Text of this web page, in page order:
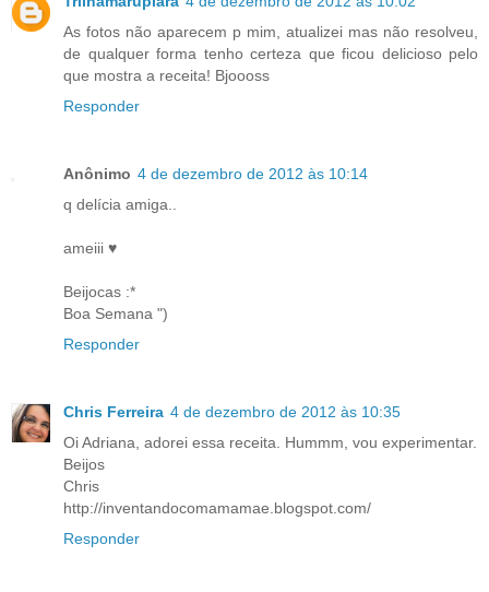
As fotos não aparecem p mim, atualizei mas não resolveu,
de qualquer forma tenho certeza que ficou delicioso pelo
que mostra a receita! Bjoooss
Responder
Anônimo 4 de dezembro de 2012 às 10:14
q delícia amiga..
ameiii ♥
Beijocas :*
Boa Semana ")
Responder
Chris Ferreira 4 de dezembro de 2012 às 10:35
Oi Adriana, adorei essa receita. Hummm, vou experimentar.
Beijos
Chris
http://inventandocomamamae.blogspot.com/
Responder